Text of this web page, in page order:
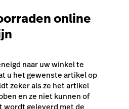
online
naar uw winkel te
u het gewenste artikel op
zeker als ze het artikel
en ze niet kunnen of
geleverd met de